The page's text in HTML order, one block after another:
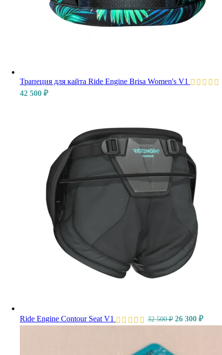
Трапеция для кайта Ride Engine Brisa Women's V1
42 500 ₽
Ride Engine Contour Seat V1 32 500₽ 26 300 ₽